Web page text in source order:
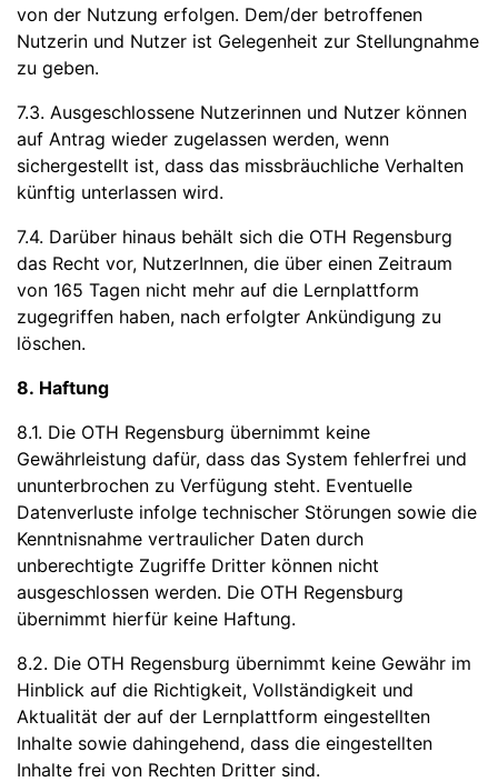
von der Nutzung erfolgen. Dem/der betroffenen
Nutzerin und Nutzer ist Gelegenheit zur Stellungnahme
zu geben.
7.3. Ausgeschlossene Nutzerinnen und Nutzer können
auf Antrag wieder zugelassen werden, wenn
sichergestellt ist, dass das missbräuchliche Verhalten
künftig unterlassen wird.
7.4. Darüber hinaus behält sich die OTH Regensburg
das Recht vor, NutzerInnen, die über einen Zeitraum
von 165 Tagen nicht mehr auf die Lernplattform
zugegriffen haben, nach erfolgter Ankündigung zu
löschen.
8. Haftung
8.1. Die OTH Regensburg übernimmt keine
Gewährleistung dafür, dass das System fehlerfrei und
ununterbrochen zu Verfügung steht. Eventuelle
Datenverluste infolge technischer Störungen sowie die
Kenntnisnahme vertraulicher Daten durch
unberechtigte Zugriffe Dritter können nicht
ausgeschlossen werden. Die OTH Regensburg
übernimmt hierfür keine Haftung.
8.2. Die OTH Regensburg übernimmt keine Gewähr im
Hinblick auf die Richtigkeit, Vollständigkeit und
Aktualität der auf der Lernplattform eingestellten
Inhalte sowie dahingehend, dass die eingestellten
Inhalte frei von Rechten Dritter sind.